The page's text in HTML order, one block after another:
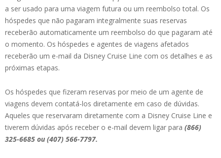
a ser usado para uma viagem futura ou um reembolso total. Os
hóspedes que não pagaram integralmente suas reservas
receberão automaticamente um reembolso do que pagaram até
o momento. Os hóspedes e agentes de viagens afetados
receberão um e-mail da Disney Cruise Line com os detalhes e as
próximas etapas.
Os hóspedes que fizeram reservas por meio de um agente de
viagens devem contatá-los diretamente em caso de dúvidas.
Aqueles que reservaram diretamente com a Disney Cruise Line e
tiverem dúvidas após receber o e-mail devem ligar para (866)
325-6685 ou (407) 566-7797.